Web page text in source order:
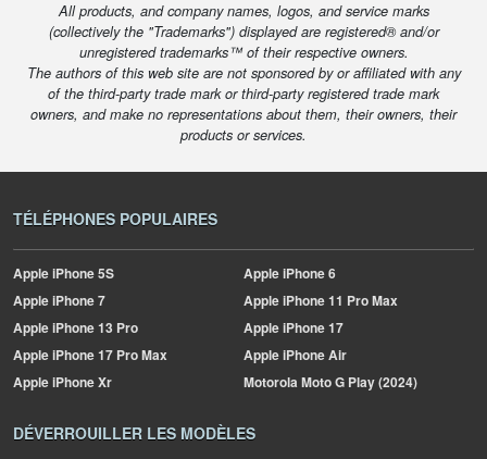
All products, and company names, logos, and service marks
(collectively the "Trademarks") displayed are registered® and/or
unregistered trademarks™ of their respective owners.
The authors of this web site are not sponsored by or affiliated with any
of the third-party trade mark or third-party registered trade mark
owners, and make no representations about them, their owners, their
products or services.
TÉLÉPHONES POPULAIRES
AppleiPhone 5S AppleiPhone 6
AppleiPhone 7 AppleiPhone 11 Pro Max
AppleiPhone 13 Pro AppleiPhone 17
AppleiPhone 17 Pro Max AppleiPhone Air
AppleiPhone Xr MotorolaMoto G Play (2024)
DÉVERROUILLER LES MODÈLES